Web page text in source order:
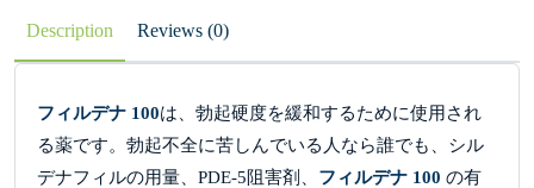
Description Reviews (0)
フィルデナ 100は、勃起硬度を緩和するために使用され
る薬です。勃起不全に苦しんでいる人なら誰でも、シル
デナフィルの用量、PDE-5阻害剤、 フィルデナ 100 の有